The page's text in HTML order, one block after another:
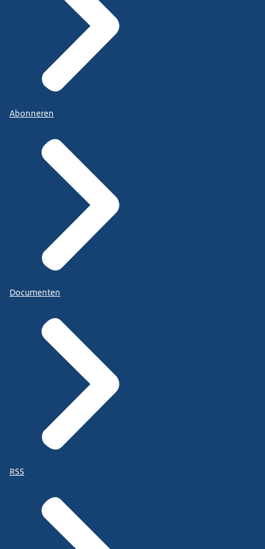
Abonneren
Documenten
RSS